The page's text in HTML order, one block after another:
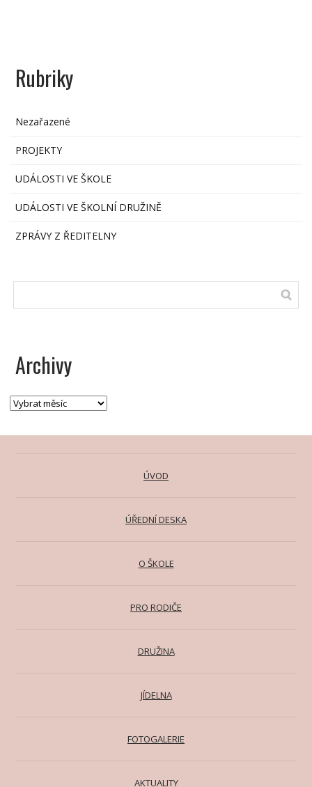
Rubriky
Nezařazené
PROJEKTY
UDÁLOSTI VE ŠKOLE
UDÁLOSTI VE ŠKOLNÍ DRUŽINĚ
ZPRÁVY Z ŘEDITELNY
Archivy
ÚVOD
ÚŘEDNÍ DESKA
O ŠKOLE
PRO RODIČE
DRUŽINA
JÍDELNA
FOTOGALERIE
AKTUALITY